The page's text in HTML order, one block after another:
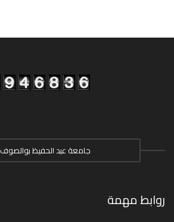
جامعة عبد الحفيظ بوالصوف
روابط مهمة